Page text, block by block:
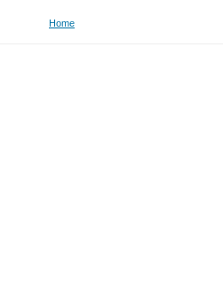
Home